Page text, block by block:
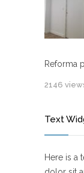
Reforma
2146
Text
Here is a